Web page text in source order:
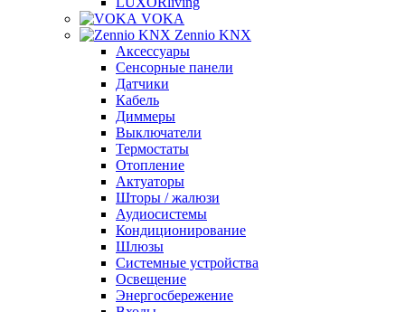
VOKA
Zennio KNX
Аксессуары
Сенсорные панели
Датчики
Кабель
Диммеры
Выключатели
Термостаты
Отопление
Актуаторы
Шторы / жалюзи
Аудиосистемы
Кондиционирование
Шлюзы
Системные устройства
Освещение
Энергосбережение